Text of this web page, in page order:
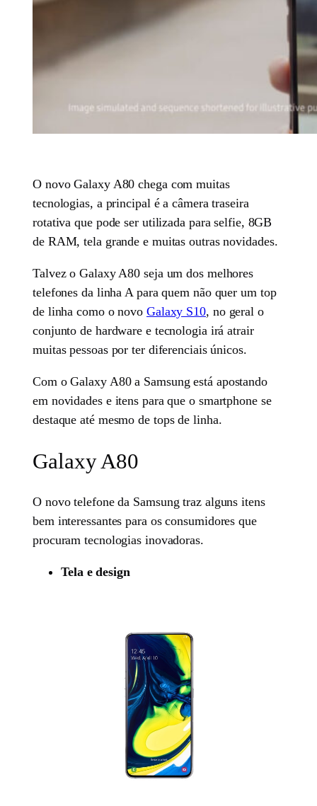
O novo Galaxy A80 chega com muitas
tecnologias, a principal é a câmera traseira
rotativa que pode ser utilizada para selfie, 8GB
de RAM, tela grande e muitas outras novidades.
Talvez o Galaxy A80 seja um dos melhores
telefones da linha A para quem não quer um top
de linha como o novo Galaxy S10, no geral o
conjunto de hardware e tecnologia irá atrair
muitas pessoas por ter diferenciais únicos.
Com o Galaxy A80 a Samsung está apostando
em novidades e itens para que o smartphone se
destaque até mesmo de tops de linha.
Galaxy A80
O novo telefone da Samsung traz alguns itens
bem interessantes para os consumidores que
procuram tecnologias inovadoras.
Tela e design